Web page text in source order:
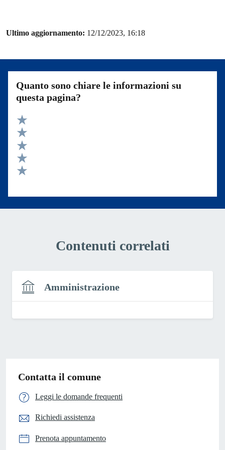
Ultimo aggiornamento: 12/12/2023, 16:18
Quanto sono chiare le informazioni su
questa pagina?
Valuta 5 stelle su 5
Valuta 4 stelle su 5
Valuta 3 stelle su 5
Valuta 2 stelle su 5
Contenuti correlati
Amministrazione
Contatta il comune
Leggi le domande frequenti
Richiedi assistenza
Prenota appuntamento